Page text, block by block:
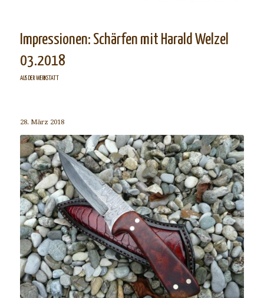
Impressionen: Schärfen mit Harald Welzel
03.2018
AUS DER WERKSTATT
28. März 2018